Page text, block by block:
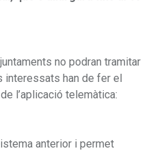
no podran tramitar
interessats han de fer el
l’aplicació telemàtica:
anterior i permet